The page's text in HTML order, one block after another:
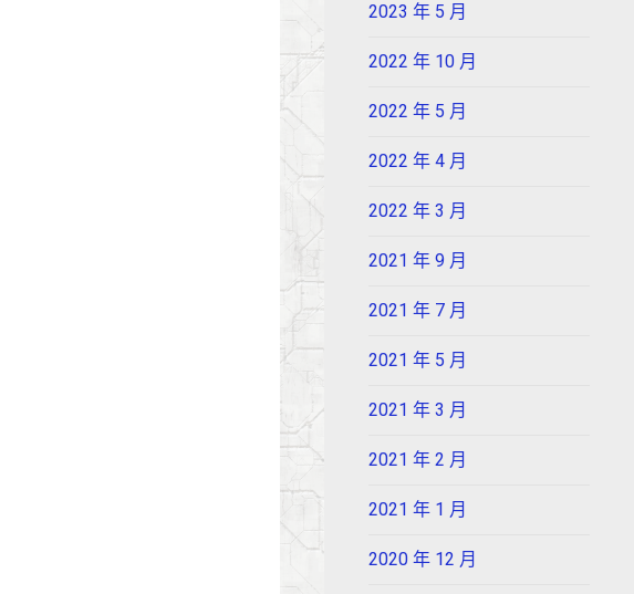
2023 年 5 月
2022 年 10 月
2022 年 5 月
2022 年 4 月
2022 年 3 月
2021 年 9 月
2021 年 7 月
2021 年 5 月
2021 年 3 月
2021 年 2 月
2021 年 1 月
2020 年 12 月